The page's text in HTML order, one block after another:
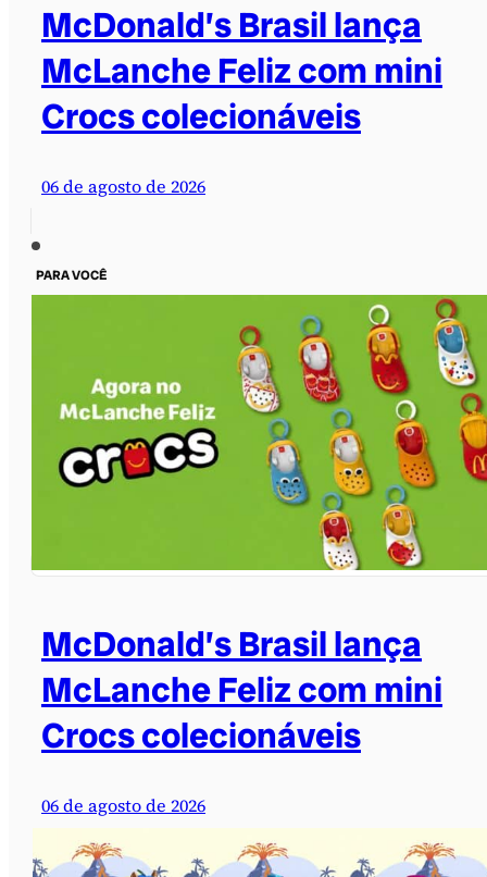
McDonald’s Brasil lança
McLanche Feliz com mini
Crocs colecionáveis
06 de agosto de 2026
PARA VOCÊ
McDonald’s Brasil lança
McLanche Feliz com mini
Crocs colecionáveis
06 de agosto de 2026